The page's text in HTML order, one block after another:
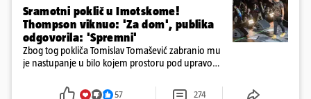
Sramotni poklič u Imotskome!
Thompson viknuo: 'Za dom', publika
odgovorila: 'Spremni'
Zbog tog pokliča Tomislav Tomašević zabranio mu
je nastupanje u bilo kojem prostoru pod upravom
57 274